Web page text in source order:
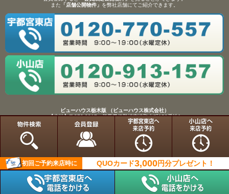
また 「店舗公開物件」 を弊社店舗にてご紹介できます。
ビューハウス栃木版 （ビューハウス株式会社）
【本社】〒372-0817 群馬県伊勢崎市連取本町158番地1
TEL：0270-61-9133／FAX：0270-61-9155
Copyright(C)View House(R)Inc.All Rights Reserved.
初回ご予約来店時に QUOカード3,000円分プレゼント！